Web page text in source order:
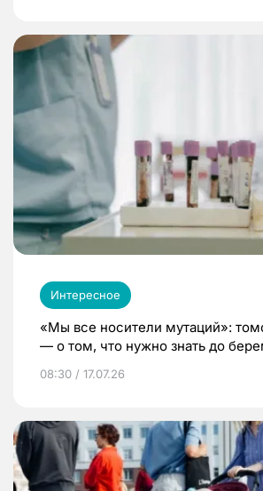
Интересное
«Мы все носители мутаций»:
— о том, что нужно знать до
08:30 / 17.07.26